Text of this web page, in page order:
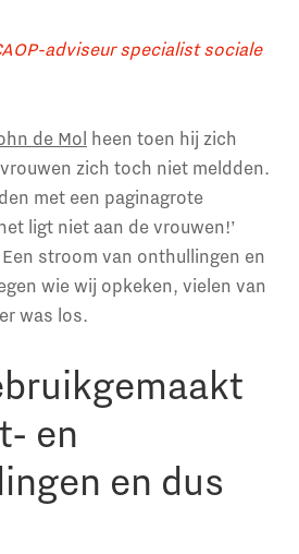
adviseur specialist sociale
de Mol heen toen hij zich
zich toch niet meldden.
met een paginagrote
ligt niet aan de vrouwen!’
stroom van onthullingen en
wie wij opkeken, vielen van
was los.
en
en dus